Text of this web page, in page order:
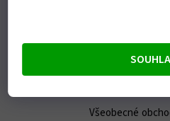
Všeobecné